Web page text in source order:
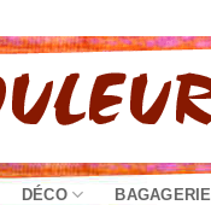
DÉCO BAGAGERIE